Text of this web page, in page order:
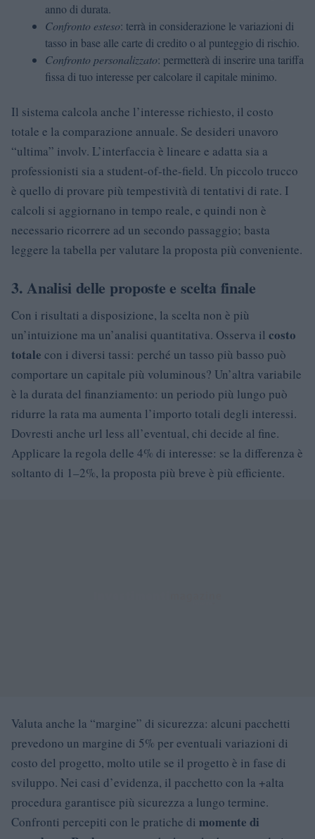
anno di durata.
Confronto esteso: terrà in considerazione le variazioni di
tasso in base alle carte di credito o al punteggio di rischio.
Confronto personalizzato: permetterà di inserire una tariffa
fissa di tuo interesse per calcolare il capitale minimo.
Il sistema calcola anche l’interesse richiesto, il costo
totale e la comparazione annuale. Se desideri unavoro
“ultima” involv. L’interfaccia è lineare e adatta sia a
professionisti sia a student-of-the-field. Un piccolo trucco
è quello di provare più tempestività di tentativi di rate. I
calcoli si aggiornano in tempo reale, e quindi non è
necessario ricorrere ad un secondo passaggio; basta
leggere la tabella per valutare la proposta più conveniente.
3. Analisi delle proposte e scelta finale
Con i risultati a disposizione, la scelta non è più
un’intuizione ma un’analisi quantitativa. Osserva il costo
totale con i diversi tassi: perché un tasso più basso può
comportare un capitale più voluminous? Un’altra variabile
è la durata del finanziamento: un periodo più lungo può
ridurre la rata ma aumenta l’importo totali degli interessi.
Dovresti anche url less all’eventual, chi decide al fine.
Applicare la regola delle 4% di interesse: se la differenza è
soltanto di 1–2%, la proposta più breve è più efficiente.
Valuta anche la “margine” di sicurezza: alcuni pacchetti
prevedono un margine di 5% per eventuali variazioni di
costo del progetto, molto utile se il progetto è in fase di
sviluppo. Nei casi d’evidenza, il pacchetto con la +alta
procedura garantisce più sicurezza a lungo termine.
Confronti percepiti con le pratiche di momente di